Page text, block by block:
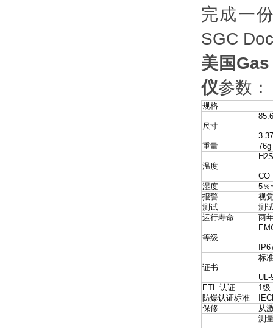
完成一
SGC
美国
仪参数：
规格
尺寸
重量
温度
CO
湿度
5％
报警
视
测试
测
运行寿命
两
等级
证书
标
ETL 认证
1级
防爆认证标准
保修
从
测